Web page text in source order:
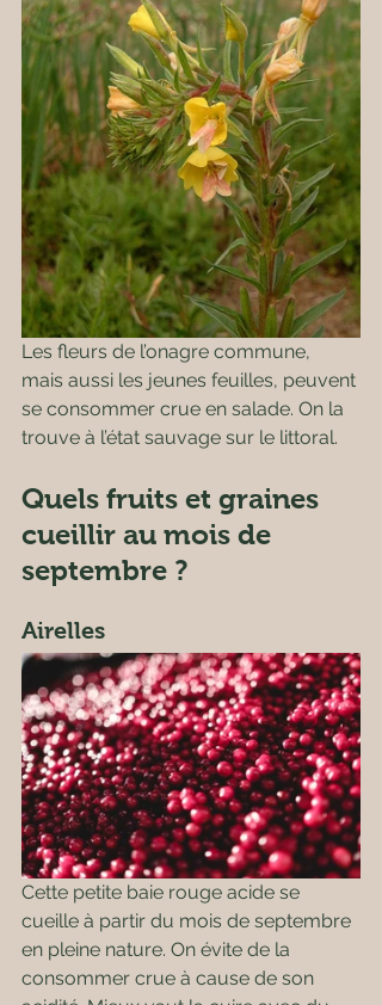
Les fleurs de l’onagre commune,
mais aussi les jeunes feuilles, peuvent
se consommer crue en salade. On la
trouve à l’état sauvage sur le littoral.
Quels fruits et graines
cueillir au mois de
septembre ?
Airelles
Cette petite baie rouge acide se
cueille à partir du mois de septembre
en pleine nature. On évite de la
consommer crue à cause de son